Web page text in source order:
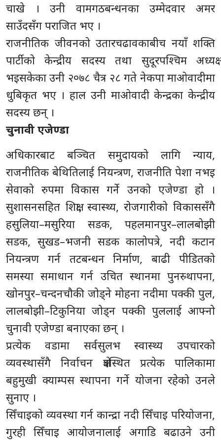
चाखे । उनी वामगठबन्धनका उम्मेदवार अमर
साउँदसँग पराजित भए ।
राजनीतिक जीवनको उतारचढावकाबीच नयाँ शक्ति
पार्टीको केन्द्रीय सदस्य तथा सुदूरपश्चिम अध्यक्ष
भइसकेका उनी २०७८ चैत्र २८ गते नेकपा माओवादीमा
धुबिकृत भए । हाल उनी माओवादी केन्द्रका केन्द्रीय
सदस्य छन् ।
चुनावी एजेण्डा
अधिकारबाट बञ्चित समुदायको लागि न्याय,
राजनीतिक बेथितिलाई नियन्त्रण, राजनीति पेशा नभइ
सेवाको रुपमा विकास गर्ने उनको एजेण्डा हो ।
सुशासनसहित शिक्षा, स्वास्थ्य, रोजगारीको विकाससँगै
हसुलिया–मसुरिया सडक, पहलमानपुर–लालबोझी
सडक, सुखड–भजनी सडक कालोपत्रे, नदी कटान
नियन्त्रण गर्न तटबन्धन निर्माण, बाढी पीडितको
समस्या समाधान गर्न उचित स्थानमा पुनस्र्थापना,
खोनपुर–चन्दनचौकी जोड्ने मोहना नदीमा पक्की पुल,
लालबोझी–टिकुनिया जोड्न पक्की पुललाई आफ्नो
चुनावी एजेण्डा बनाएका छन् ।
प्रत्येक वडामा सर्वसुलभ स्वास्थ्य उपचारको
व्यवस्थासँगै निर्वाचन क्षेत्रस्थित प्रत्येक पालिकामा
बहुमुखी क्याम्पस स्थापना गर्ने योजना रहेको उनले
सुनाए ।
सिँचाइको व्यवस्था गर्न कान्द्रा नदी सिँचाइ परियोजना,
गुरही सिँचाइ आयोजनालाई अगाडि बढाउने उनी